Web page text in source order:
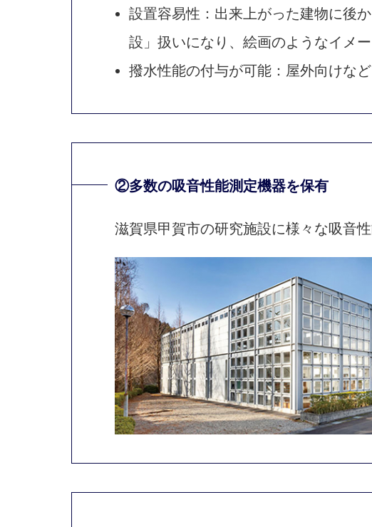
設置容易性：出来上がった建物に後
設」扱いになり、絵画のようなイメ
撥水性能の付与が可能：屋外向けな
②多数の吸音性能測定機器を保有
滋賀県甲賀市の研究施設に様々な吸音